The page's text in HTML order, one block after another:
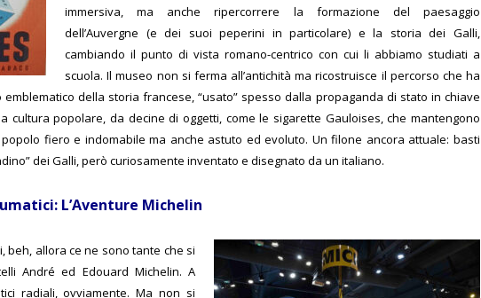
immersiva, ma anche ripercorrere la formazione del paesaggio
dell’Auvergne (e dei suoi peperini in particolare) e la storia dei Galli,
cambiando il punto di vista romano-centrico con cui li abbiamo studiati a
scuola. Il museo non si ferma all’antichità ma ricostruisce il percorso che ha
della storia francese, “usato” spesso dalla propaganda di stato in chiave
cultura popolare, da decine di oggetti, come le sigarette Gauloises, che mantengono
fiero e indomabile ma anche astuto ed evoluto. Un filone ancora attuale: basti
dei Galli, però curiosamente inventato e disegnato da un italiano.
L’Aventure Michelin
beh, allora ce ne sono tante che si
André ed Edouard Michelin. A
radiali, ovviamente. Ma non si